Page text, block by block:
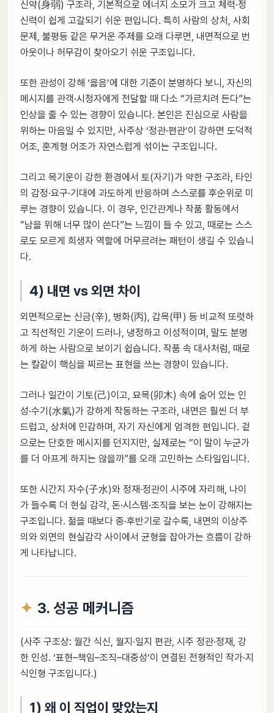
신약(身弱) 구조라, 기본적으로 에너지 소모가 크고 체력·정
신력이 쉽게 고갈되기 쉬운 편입니다. 특히 사람의 상처, 사회
문제, 불평등 같은 무거운 주제를 오래 다루면, 내면적으로 번
아웃이나 허무감이 찾아오기 쉬운 구조입니다.
또한 관성이 강해 ‘옳음’에 대한 기준이 분명하다 보니, 자신의
메시지를 관객·시청자에게 전달할 때 다소 “가르치려 든다”는
인상을 줄 수 있는 경향이 있습니다. 본인은 진심으로 사람을
위하는 마음일 수 있지만, 사주상 ‘정관·편관’이 강하면 도덕적
어조, 훈계형 어조가 자연스럽게 섞이는 구조입니다.
그리고 목기운이 강한 환경에서 토(자기)가 약한 구조라, 타인
의 감정·요구·기대에 과도하게 반응하며 스스로를 후순위로 미
루는 경향이 있습니다. 이 경우, 인간관계나 작품 활동에서
“남을 위해 너무 많이 쓴다”는 느낌이 들 수 있고, 때로는 스스
로도 모르게 희생자 역할에 머무르려는 패턴이 생길 수 있습니
다.
4) 내면 vs 외면 차이
외면적으로는 신금(辛), 병화(丙), 갑목(甲) 등 비교적 또렷하
고 직선적인 기운이 드러나, 냉정하고 이성적이며, 말도 분명
하게 하는 사람으로 보이기 쉽습니다. 작품 속 대사처럼, 때로
는 칼같이 핵심을 찌르는 표현을 쓰는 경향이 있습니다.
그러나 일간이 기토(己)이고, 묘목(卯木) 속에 숨어 있는 인
성·수기(水氣)가 강하게 작동하는 구조라, 내면은 훨씬 더 부
드럽고, 상처에 민감하며, 자기 자신에게 엄격한 편입니다. 겉
으로는 단호한 메시지를 던지지만, 실제로는 “이 말이 누군가
를 더 아프게 하지는 않을까”를 오래 고민하는 스타일입니다.
또한 시간지 자수(子水)와 정재·정관이 시주에 자리해, 나이
가 들수록 더 현실 감각, 돈·시스템·조직을 보는 눈이 강해지는
구조입니다. 젊을 때보다 중·후반기로 갈수록, 내면의 이상주
의와 외면의 현실감각 사이에서 균형을 잡아가는 흐름이 강하
게 나타납니다.
3. 성공 메커니즘
(사주 구조상: 월간 식신, 월지·일지 편관, 시주 정관·정재, 강
한 인성. ‘표현–책임–조직–대중성’이 연결된 전형적인 작가·지
식인형 구조입니다.)
1) 왜 이 직업이 맞았는지